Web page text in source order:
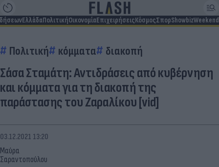
ΕλλάδαΠολιτικήΟικονομίαΕπιχειρήσειςΚόσμοςΣπορShowbizWeekend
Πολιτική κόμματα διακοπή
Σάσα Σταμάτη: Αντιδράσεις από κυβέρνηση
και κόμματα για τη διακοπή της
παράστασης του Ζαραλίκου [vid]
Μαύρα
Σαραντοπούλου
03.12.2021 13:20